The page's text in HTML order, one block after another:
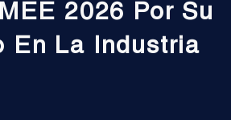
2026 Por Su
En La Industria